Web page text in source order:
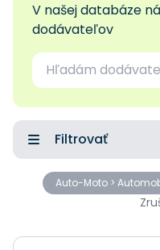
V našej databáze
dodávateľov
Filtrovať
Auto-Moto >